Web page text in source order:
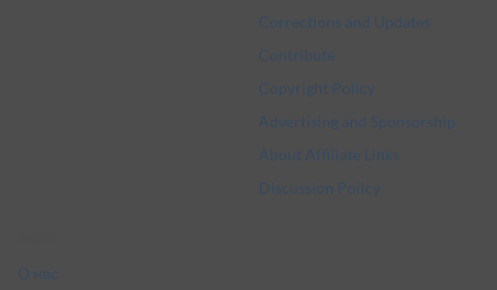
Corrections and Updates
Contribute
Copyright Policy
Advertising and Sponsorship
About Affiliate Links
Discussion Policy
О нас